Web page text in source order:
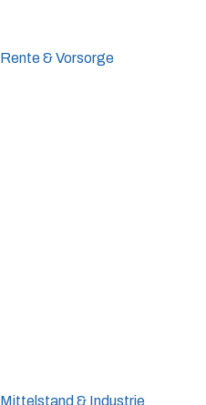
Rente & Vorsorge
Mittelstand & Industrie